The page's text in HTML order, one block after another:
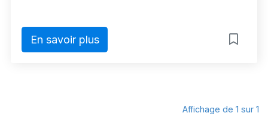
En savoir plus
Affichage de 1 sur 1